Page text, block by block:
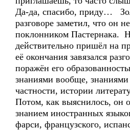
Да-да, спасибо, приду…
разговоре заметил, что он
поклонником Пастернака.
действительно пришёл на
её окончания завязался
поражён его
знаниями вообще,
частности, истории
Потом, как выяснилось, он
знанием иностранных
фарси, французского,